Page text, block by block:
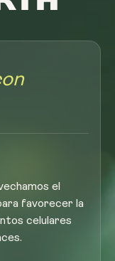
el
favorecer la
celulares